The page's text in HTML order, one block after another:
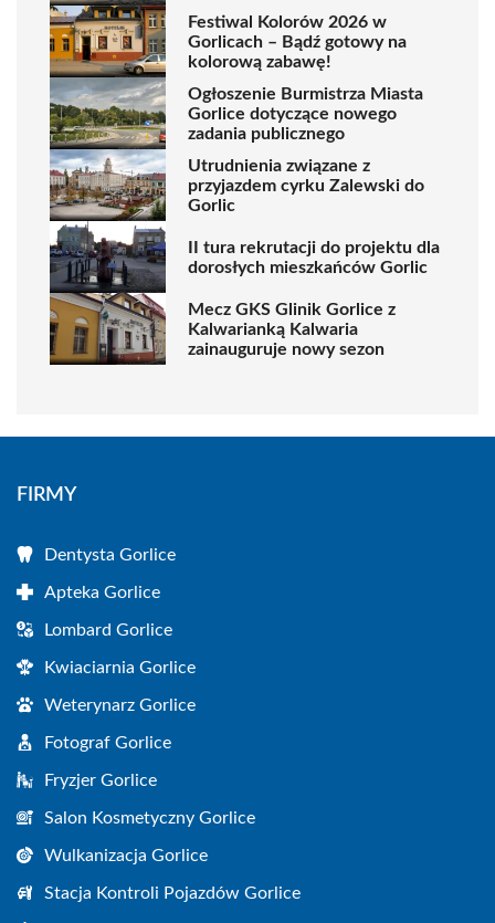
Festiwal Kolorów 2026 w
Gorlicach – Bądź gotowy na
kolorową zabawę!
Ogłoszenie Burmistrza Miasta
Gorlice dotyczące nowego
zadania publicznego
Utrudnienia związane z
przyjazdem cyrku Zalewski do
Gorlic
II tura rekrutacji do projektu dla
dorosłych mieszkańców Gorlic
Mecz GKS Glinik Gorlice z
Kalwarianką Kalwaria
zainauguruje nowy sezon
FIRMY
Dentysta Gorlice
Apteka Gorlice
Lombard Gorlice
Kwiaciarnia Gorlice
Weterynarz Gorlice
Fotograf Gorlice
Fryzjer Gorlice
Salon Kosmetyczny Gorlice
Wulkanizacja Gorlice
Stacja Kontroli Pojazdów Gorlice